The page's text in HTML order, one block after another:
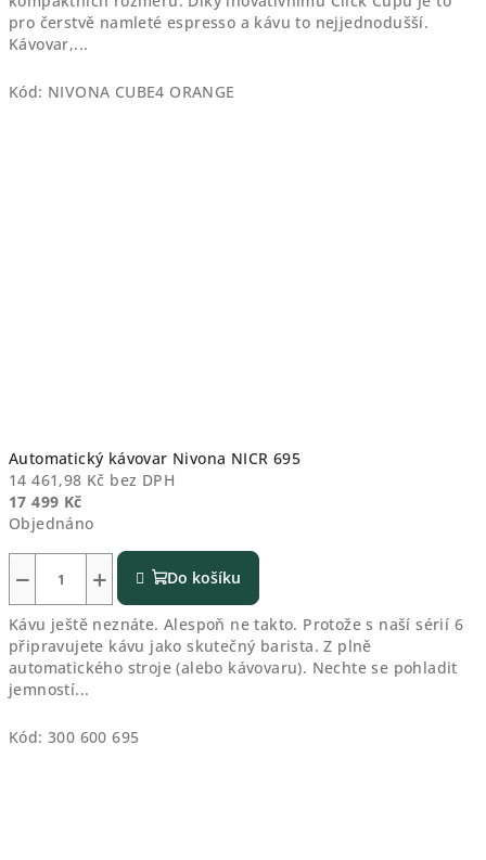
pro čerstvě namleté ​​espresso a kávu to nejjednodušší.
Kávovar,...
Kód: NIVONA CUBE4 ORANGE
Automatický kávovar Nivona NICR 695
14 461,98 Kč bez DPH
17 499 Kč
Objednáno
+
− Do košíku
Kávu ještě neznáte. Alespoň ne takto. Protože s naší sérií 6
připravujete kávu jako skutečný barista. Z plně
automatického stroje (alebo kávovaru). Nechte se pohladit
jemností...
Kód: 300 600 695